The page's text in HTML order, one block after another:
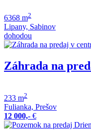
6368 m2
Lipany, Sabinov
dohodou
Záhrada na
233 m2
Fulianka, Prešov
12 000,- €